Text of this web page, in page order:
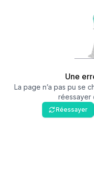
Une
La page n’a pas pu se
réessayer
Réessayer